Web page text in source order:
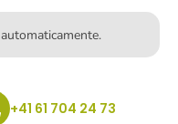
+41 61 704 24 73